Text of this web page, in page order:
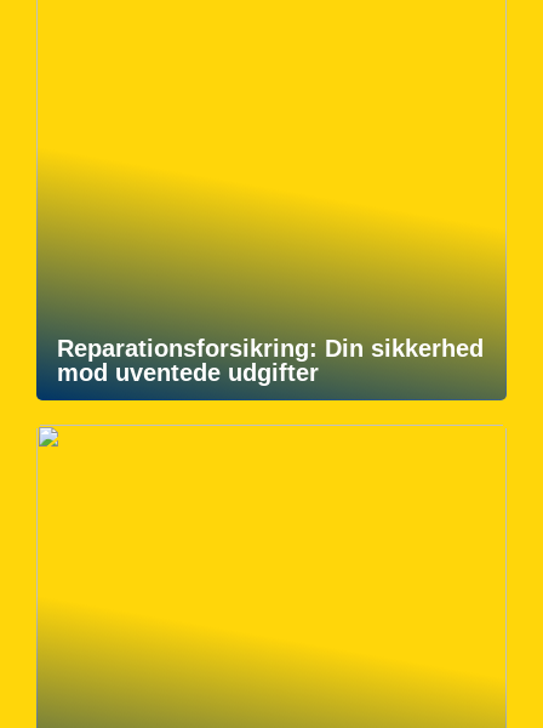
Reparationsforsikring: Din sikkerhed
mod uventede udgifter